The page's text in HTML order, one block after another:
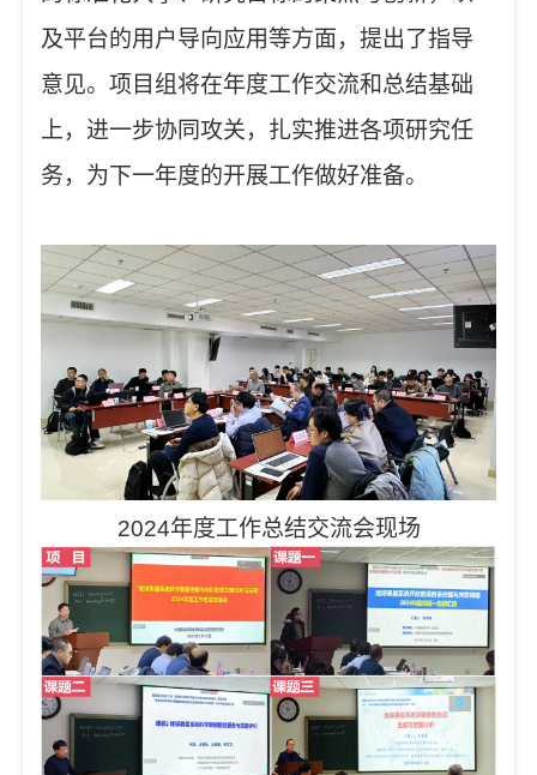
及平台的用户导向应用等方面，提出了指导
意见。项目组将在年度工作交流和总结基础
上，进一步协同攻关，扎实推进各项研究任
务，为下一年度的开展工作做好准备。
2024年度工作总结交流会现场